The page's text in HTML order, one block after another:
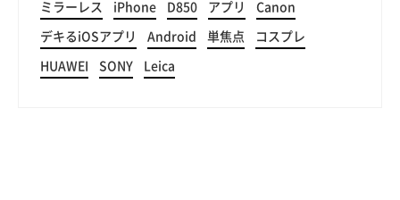
ミラーレス iPhone D850 アプリ Canon
デキるiOSアプリ Android 単焦点 コスプレ
HUAWEI SONY Leica